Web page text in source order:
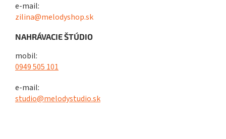
e-mail:
zilina@melodyshop.sk
NAHRÁVACIE ŠTÚDIO
mobil:
0949 505 101
e-mail:
studio@melodystudio.sk